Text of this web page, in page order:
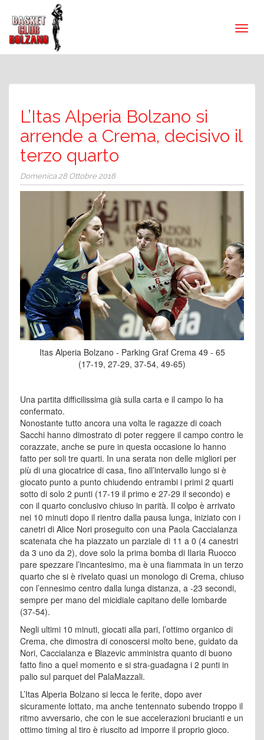
L’Itas Alperia Bolzano si
arrende a Crema, decisivo il
terzo quarto
Domenica 28 Ottobre 2018
Itas Alperia Bolzano - Parking Graf Crema 49 - 65
(17-19, 27-29, 37-54, 49-65)
Una partita difficilissima già sulla carta e il campo lo ha
confermato.
Nonostante tutto ancora una volta le ragazze di coach
Sacchi hanno dimostrato di poter reggere il campo contro le
corazzate, anche se pure in questa occasione lo hanno
fatto per soli tre quarti. In una serata non delle migliori per
più di una giocatrice di casa, fino all’intervallo lungo si è
giocato punto a punto chiudendo entrambi i primi 2 quarti
sotto di solo 2 punti (17-19 il primo e 27-29 il secondo) e
con il quarto conclusivo chiuso in parità. Il colpo è arrivato
nei 10 minuti dopo il rientro dalla pausa lunga, iniziato con i
canetri di Alice Nori proseguito con una Paola Caccialanza
scatenata che ha piazzato un parziale di 11 a 0 (4 canestri
da 3 uno da 2), dove solo la prima bomba di Ilaria Ruocco
pare spezzare l’incantesimo, ma è una fiammata in un terzo
quarto che si è rivelato quasi un monologo di Crema, chiuso
con l’ennesimo centro dalla lunga distanza, a -23 secondi,
sempre per mano del micidiale capitano delle lombarde
(37-54).
Negli ultimi 10 minuti, giocati alla pari, l’ottimo organico di
Crema, che dimostra di conoscersi molto bene, guidato da
Nori, Caccialanza e Blazevic amministra quanto di buono
fatto fino a quel momento e si stra-guadagna i 2 punti in
palio sul parquet del PalaMazzali.
L’Itas Alperia Bolzano si lecca le ferite, dopo aver
sicuramente lottato, ma anche tentennato subendo troppo il
ritmo avversario, che con le sue accelerazioni brucianti e un
ottimo timing al tiro è riuscito ad imporre il proprio gioco.